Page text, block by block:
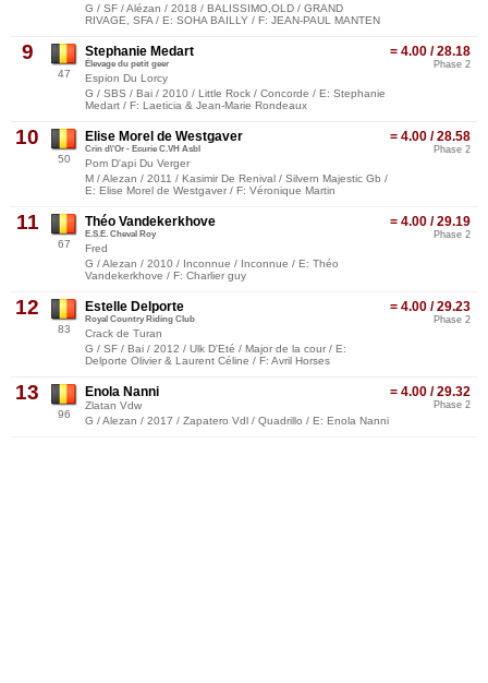
G / SF / Alézan / 2018 / BALISSIMO,OLD / GRAND
RIVAGE, SFA / E: SOHA BAILLY / F: JEAN-PAUL MANTEN
9
47
= 4.00 / 28.18
Phase 2
Stephanie Medart
Élevage du petit geer
Espion Du Lorcy
G / SBS / Bai / 2010 / Little Rock / Concorde / E: Stephanie
Medart / F: Laeticia & Jean-Marie Rondeaux
10
50
= 4.00 / 28.58
Phase 2
Elise Morel de Westgaver
Crin d\'Or - Ecurie C.VH Asbl
Pom D'api Du Verger
M / Alezan / 2011 / Kasimir De Renival / Silvern Majestic Gb /
E: Elise Morel de Westgaver / F: Véronique Martin
11
67
= 4.00 / 29.19
Phase 2
Théo Vandekerkhove
E.S.E. Cheval Roy
Fred
G / Alezan / 2010 / Inconnue / Inconnue / E: Théo
Vandekerkhove / F: Charlier guy
12
83
= 4.00 / 29.23
Phase 2
Estelle Delporte
Royal Country Riding Club
Crack de Turan
G / SF / Bai / 2012 / Ulk D'Eté / Major de la cour / E:
Delporte Olivier & Laurent Céline / F: Avril Horses
13
96
= 4.00 / 29.32
Phase 2
Enola Nanni
Zlatan Vdw
G / Alezan / 2017 / Zapatero Vdl / Quadrillo / E: Enola Nanni